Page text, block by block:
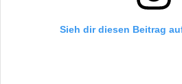
Sieh dir diesen Beitrag